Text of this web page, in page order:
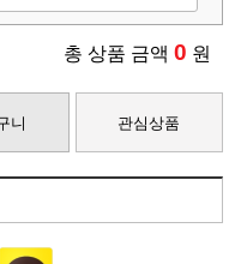
총 상품 금액 0 원
니 관심상품